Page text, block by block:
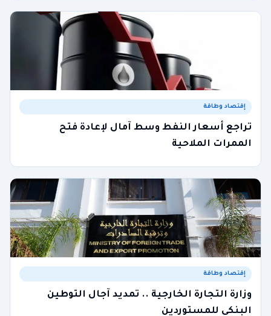
إقتصاد وطاقة
تراجع أسعار النفط وسط آمال لإعادة فتح
الممرات الملاحية
إقتصاد وطاقة
وزارة التجارة الخارجية .. تمديد آجال التوطين
البنكي للمستوردين